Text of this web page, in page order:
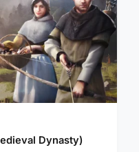
Dynasty)